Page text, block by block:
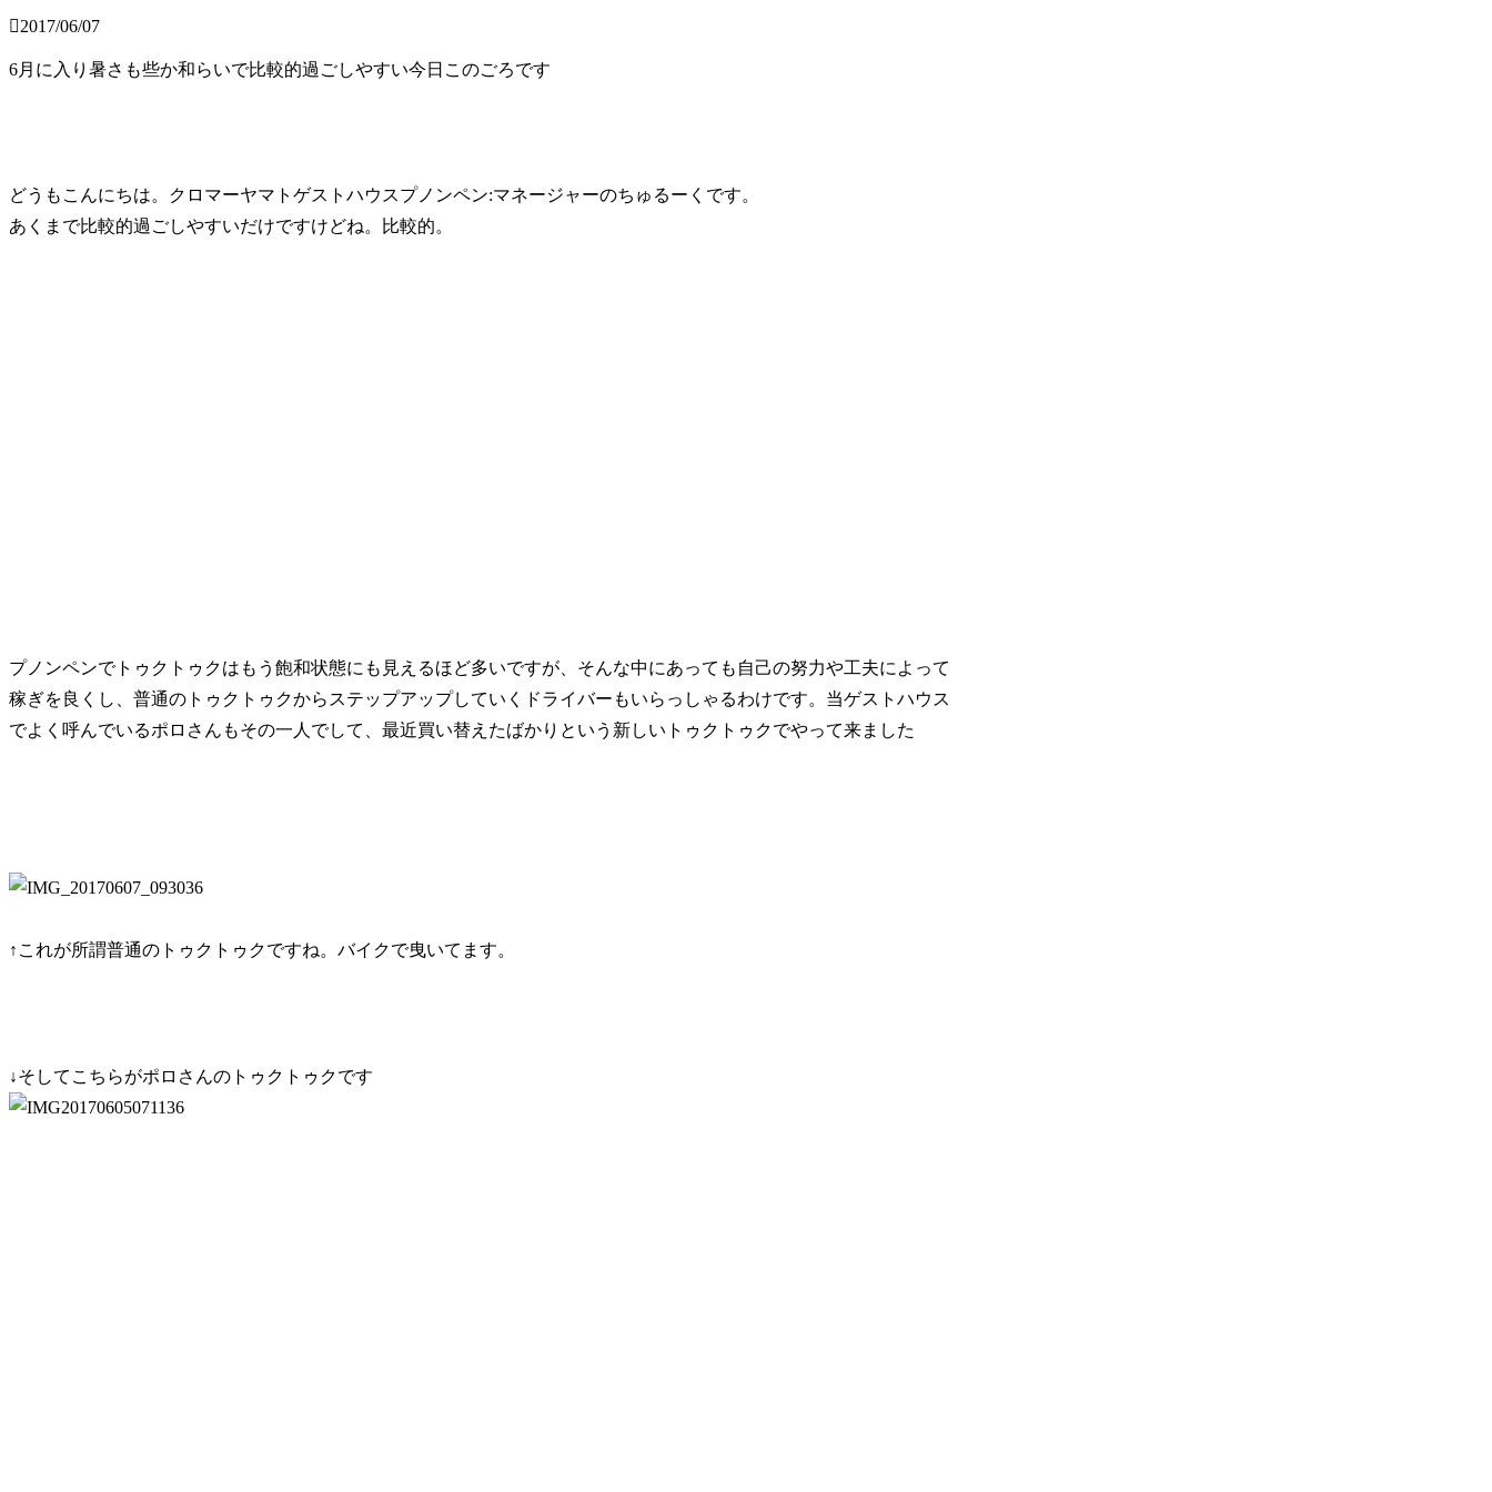
2017/06/07
6月に入り暑さも些か和らいで比較的過ごしやすい今日このごろです
どうもこんにちは。クロマーヤマトゲストハウスプノンペン:マネージャーのちゅるーくです。
あくまで比較的過ごしやすいだけですけどね。比較的。
プノンペンでトゥクトゥクはもう飽和状態にも見えるほど多いですが、そんな中にあっても自己の努力や工夫によって
稼ぎを良くし、普通のトゥクトゥクからステップアップしていくドライバーもいらっしゃるわけです。当ゲストハウス
でよく呼んでいるポロさんもその一人でして、最近買い替えたばかりという新しいトゥクトゥクでやって来ました
↑これが所謂普通のトゥクトゥクですね。バイクで曳いてます。
↓そしてこちらがポロさんのトゥクトゥクです